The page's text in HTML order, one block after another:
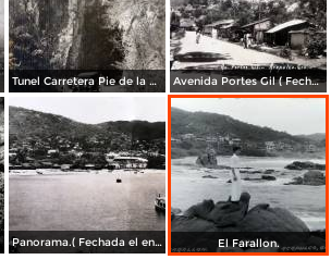
Tunel Carretera Pie de la Cuesta Acapulco . Avenida Portes Gil ( Fechada el en 1931 ).
Panorama.( Fechada el en 1931 ). El Farallon.